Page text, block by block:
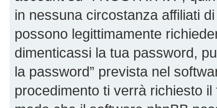
in nessuna circostanza affiliati
possono legittimamente
dimenticassi la tua password,
la password” prevista nel
procedimento ti verrà richiesto